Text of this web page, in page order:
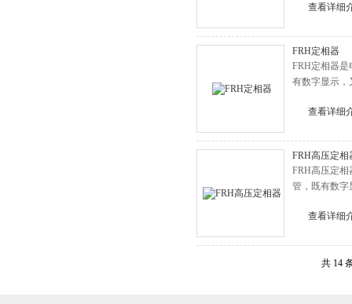
查看详细
FRH定相器
FRH定相器
有数字显示，
查看详细
FRH高压定相
FRH高压定
管，既有数字
查看详细
共 14